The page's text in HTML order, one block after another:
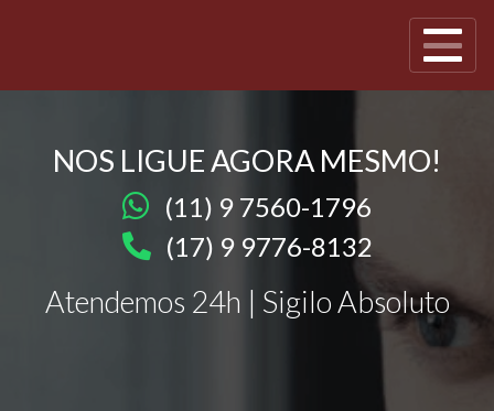
NOS LIGUE AGORA MESMO!
(11) 9 7560-1796
(17) 9 9776-8132
Atendemos 24h | Sigilo Absoluto